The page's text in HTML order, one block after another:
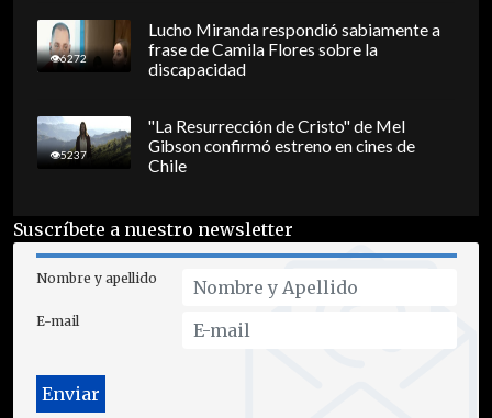
6272
Lucho Miranda respondió sabiamente a
frase de Camila Flores sobre la
discapacidad
5237
"La Resurrección de Cristo" de Mel
Gibson confirmó estreno en cines de
Chile
Suscríbete a nuestro newsletter
Nombre y apellido
E-mail